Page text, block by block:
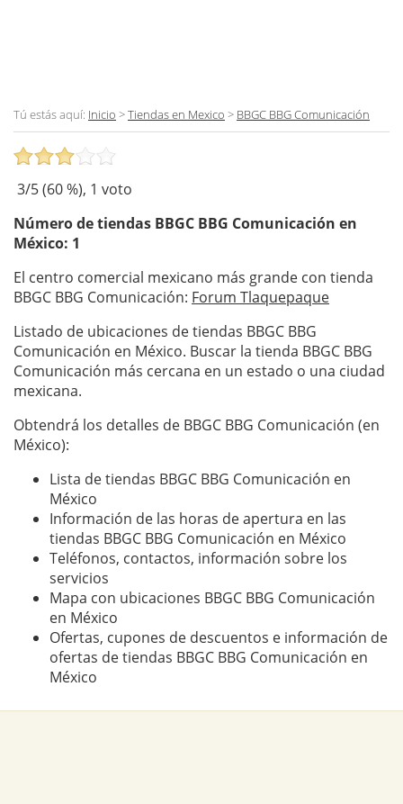
Tú estás aquí: Inicio >Tiendas en Mexico > BBGC BBG Comunicación
3/5 (60%), 1 voto
Número de tiendas BBGC BBG Comunicación en
México: 1
El centro comercial mexicano más grande con tienda
BBGC BBG Comunicación: Forum Tlaquepaque
Listado de ubicaciones de tiendas BBGC BBG
Comunicación en México. Buscar la tienda BBGC BBG
Comunicación más cercana en un estado o una ciudad
mexicana.
Obtendrá los detalles de BBGC BBG Comunicación (en
México):
Lista de tiendas BBGC BBG Comunicación en
México
Información de las horas de apertura en las
tiendas BBGC BBG Comunicación en México
Teléfonos, contactos, información sobre los
servicios
Mapa con ubicaciones BBGC BBG Comunicación
en México
Ofertas, cupones de descuentos e información de
ofertas de tiendas BBGC BBG Comunicación en
México